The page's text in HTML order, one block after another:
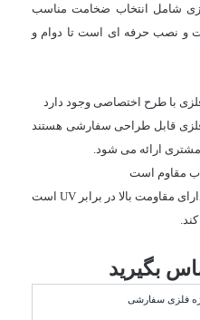
شامل انتخاب ضخامت مناسب
و نصب حرفه ای است تا دوام و
با طرح اختصاصی وجود دارد
قابل طراحی سفارشی هستند
مشتری ارائه می شود.
مقاوم است
پاسخ بله رنگ پودری الکترواستاتیک دارای مقاومت بالا در برابر UV است
بگیرید
فلزی سفارشی